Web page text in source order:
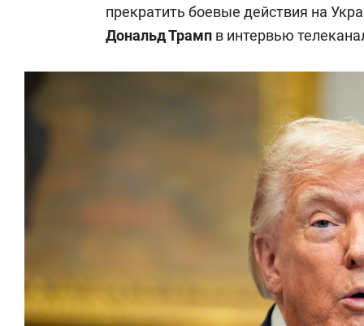
прекратить боевые действия на
Дональд Трамп в интервью
150 камер до
ID вместо ключа:
безопасность в